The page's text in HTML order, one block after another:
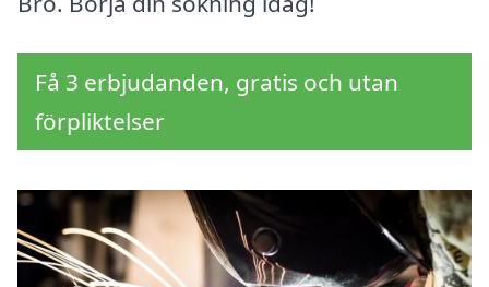
Få 3 erbjudanden, gratis och utan
förpliktelser